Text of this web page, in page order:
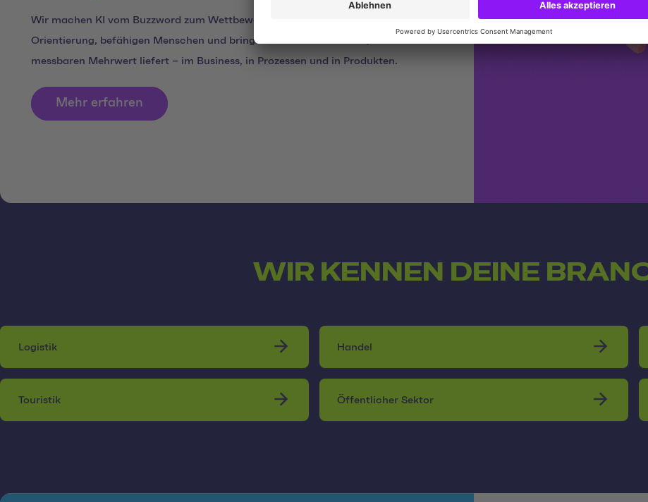
Wir machen KI vom Buzzword zum Wettbewerbsvorteil. Gemeinsam schaffen wir
Orientierung, befähigen Menschen und bringen KI dort zum Einsatz, wo sie
messbaren Mehrwert liefert – im Business, in Prozessen und in Produkten.
Mehr erfahren
WIR KENNEN DEINE
Logistik Handel
Touristik Öffentlicher Sektor